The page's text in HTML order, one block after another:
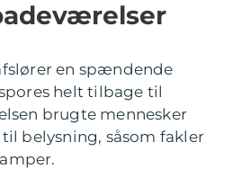
en spændende
helt tilbage til
brugte mennesker
belysning, såsom fakler